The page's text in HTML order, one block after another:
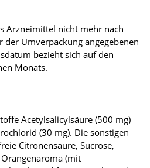
Arzneimittel nicht mehr nach
der Umverpackung angegebenen
bezieht sich auf den
Monats.
Acetylsalicylsäure (500 mg)
(30 mg). Die sonstigen
Citronensäure, Sucrose,
(mit